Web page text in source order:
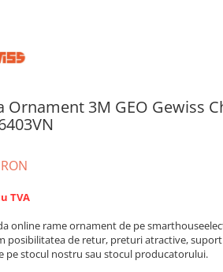
Ornament 3M GEO Gewiss
TVA
online rame ornament de pe
posibilitatea de retur, preturi atractive,
pe stocul nostru sau stocul producatorului.